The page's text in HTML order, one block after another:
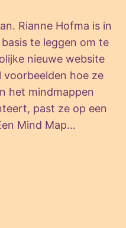
Rianne Hofma is in
te leggen om te
nieuwe website
hoe ze
het mindmappen
past ze op een
Mind Map…